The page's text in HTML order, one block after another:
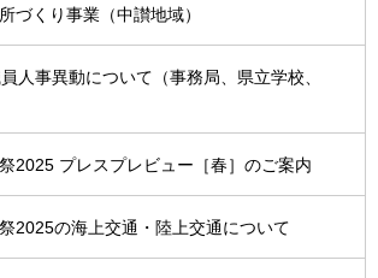
づくり事業（中讃地域）
人事異動について（事務局、県立学校、
2025 プレスプレビュー［春］のご案内
2025の海上交通・陸上交通について